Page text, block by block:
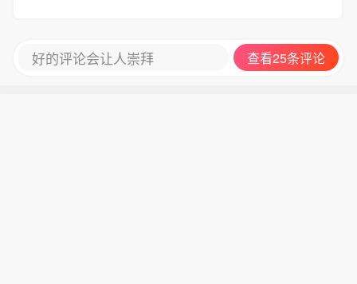
好的评论会让人崇拜 查看25条评论